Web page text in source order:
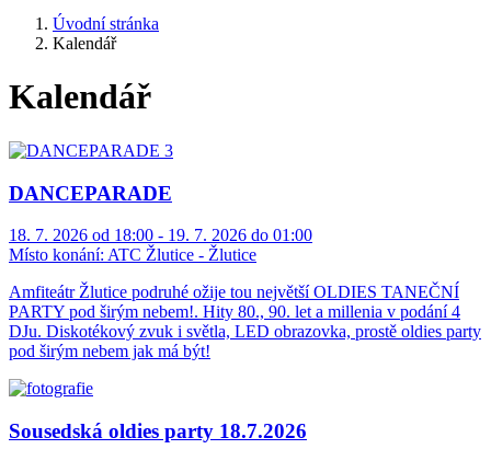
Úvodní stránka
Kalendář
Kalendář
DANCEPARADE
18. 7. 2026 od 18:00 - 19. 7. 2026 do 01:00
Místo konání: ATC Žlutice - Žlutice
Amfiteátr Žlutice podruhé ožije tou největší OLDIES TANEČNÍ
PARTY pod širým nebem!. Hity 80., 90. let a millenia v podání 4
DJu. Diskotékový zvuk i světla, LED obrazovka, prostě oldies party
pod širým nebem jak má být!
Sousedská oldies party 18.7.2026